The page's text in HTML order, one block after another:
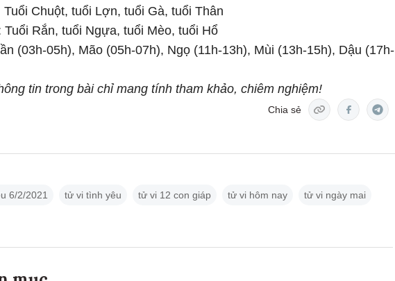
Tuổi Chuột, tuổi Lợn, tuổi Gà, tuổi Thân
Tuổi Rắn, tuổi Ngựa, tuổi Mèo, tuổi Hổ
(03h-05h), Mão (05h-07h), Ngọ (11h-13h), Mùi (13h-15h), Dậu (17h-
tin trong bài chỉ mang tính tham khảo, chiêm nghiệm!
Chia sẻ
6/2/2021 tử vi tình yêu tử vi 12 con giáp tử vi hôm nay tử vi ngày mai